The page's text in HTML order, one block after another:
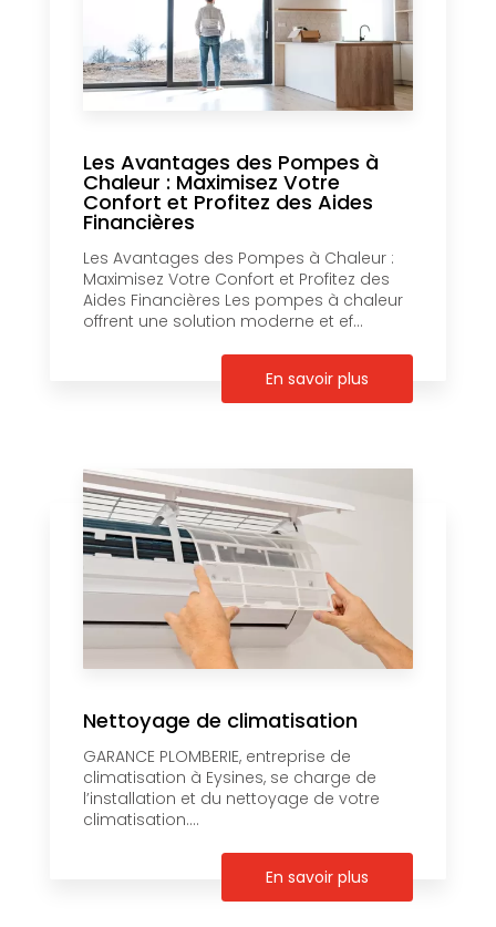
Les Avantages des Pompes à
Chaleur : Maximisez Votre
Confort et Profitez des Aides
Financières
Les Avantages des Pompes à Chaleur :
Maximisez Votre Confort et Profitez des
Aides Financières Les pompes à chaleur
offrent une solution moderne et ef...
En savoir plus
Nettoyage de climatisation
GARANCE PLOMBERIE, entreprise de
climatisation à Eysines, se charge de
l’installation et du nettoyage de votre
climatisation....
En savoir plus